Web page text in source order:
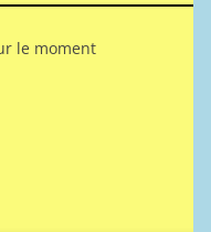
le moment